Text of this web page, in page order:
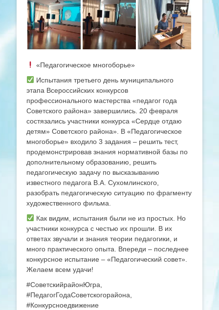
«Педагогическое многоборье»
Испытания третьего день муниципального
этапа Всероссийских конкурсов
профессионального мастерства «педагог года
Советского района» завершились. 20 февраля
состязались участники конкурса «Сердце отдаю
детям» Советского района». В «Педагогическое
многоборье» входило 3 задания – решить тест,
продемонстрировав знания нормативной базы по
дополнительному образованию, решить
педагогическую задачу по высказыванию
известного педагога В.А. Сухомлинского,
разобрать педагогическую ситуацию по фрагменту
художественного фильма.
Как видим, испытания были не из простых. Но
участники конкурса с честью их прошли. В их
ответах звучали и знания теории педагогики, и
много практического опыта. Впереди – последнее
конкурсное испытание – «Педагогический совет».
Желаем всем удачи!
#СоветскийрайонЮгра,
#ПедагогГодаСоветскогорайона,
#Конкурсноедвижение